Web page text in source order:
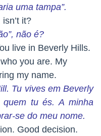
uma tampa”.
it?
não é?
live in Beverly Hills.
you are. My
my name.
Tu vives em Beverly
tu és. A minha
se do meu nome.
Good decision.